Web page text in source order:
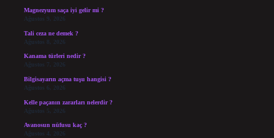
Magnezyum saça iyi gelir mi ?
Ağustos 9, 2026
Tali ceza ne demek ?
Ağustos 8, 2026
Kanama türleri nedir ?
Ağustos 7, 2026
Bilgisayarın açma tuşu hangisi ?
Ağustos 6, 2026
Kelle paçanın zararları nelerdir ?
Ağustos 5, 2026
Avanosun nüfusu kaç ?
Ağustos 4, 2026